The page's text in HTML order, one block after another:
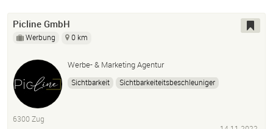
Picline GmbH
Werbung 0 km
Werbe- & Marketing Agentur
Sichtbarkeit
Sichtbarkeiteitsbeschleuniger
6300 Zug